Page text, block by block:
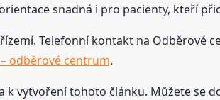
snadná i pro pacienty, kteří
Telefonní kontakt na Odběrové
odběrové centrum.
vytvoření tohoto článku. Můžete se